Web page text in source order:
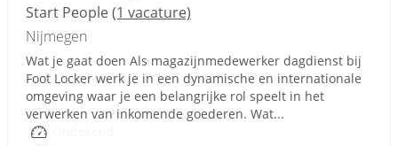
Start People(1 vacature)
Nijmegen
Wat je gaat doen Als magazijnmedewerker dagdienst bij
Foot Locker werk je in een dynamische en internationale
omgeving waar je een belangrijke rol speelt in het
verwerken van inkomende goederen. Wat...